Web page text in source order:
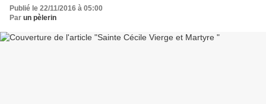
Publié le 22/11/2016 à 05:00
Par un pèlerin